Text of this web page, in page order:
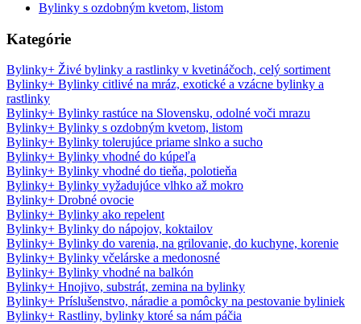
Bylinky s ozdobným kvetom, listom
Kategórie
Bylinky+ Živé bylinky a rastlinky v kvetináčoch, celý sortiment
Bylinky+ Bylinky citlivé na mráz, exotické a vzácne bylinky a
rastlinky
Bylinky+ Bylinky rastúce na Slovensku, odolné voči mrazu
Bylinky+ Bylinky s ozdobným kvetom, listom
Bylinky+ Bylinky tolerujúce priame slnko a sucho
Bylinky+ Bylinky vhodné do kúpeľa
Bylinky+ Bylinky vhodné do tieňa, polotieňa
Bylinky+ Bylinky vyžadujúce vlhko až mokro
Bylinky+ Drobné ovocie
Bylinky+ Bylinky ako repelent
Bylinky+ Bylinky do nápojov, koktailov
Bylinky+ Bylinky do varenia, na grilovanie, do kuchyne, korenie
Bylinky+ Bylinky včelárske a medonosné
Bylinky+ Bylinky vhodné na balkón
Bylinky+ Hnojivo, substrát, zemina na bylinky
Bylinky+ Príslušenstvo, náradie a pomôcky na pestovanie byliniek
Bylinky+ Rastliny, bylinky ktoré sa nám páčia